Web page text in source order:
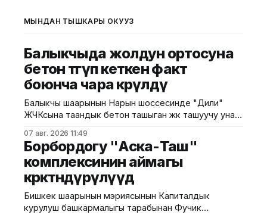
МЫНДАН ТЫШКАРЫ ОКУҢУЗ
Балыкчыда жолдун ортосуна
бетон төгүп кеткен факт
боюнча чара көрүлдү
Балыкчы шаарынын Нарын шоссесинде "Дили"
ЖЧКсына таандык бетон ташыган жүк ташуучу унаа
Бул тууралуу калаа мэриясынын басма сөз
кызматы билдирди. Окуядан кийин шаар мэриясы
тарабынан ыкчам чаралар көрүлүп, "Тазалык"
муниципалдык ишканасынын кызматкерлери
төгүлгөн бетонду толугу менен тазалашты. Аталган
мыйзам
07 авг. 2026 11:49
Борбордогу "Аска-Таш"
комплексинин аймагы
көрктөндүрүлүүдө
Бишкек шаарынын мэриясынын Капиталдык
курулуш башкармалыгы тарабынан Фучик